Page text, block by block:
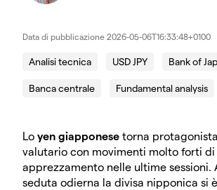
Data di pubblicazione 2026-05-06T16:33:48+0100
Analisi tecnica USD JPY Bank of
Banca centrale Fundamental analysis
Lo yen giapponese torna
valutario con movimenti molto forti di
apprezzamento nelle ultime sessioni.
seduta odierna la divisa nipponica si